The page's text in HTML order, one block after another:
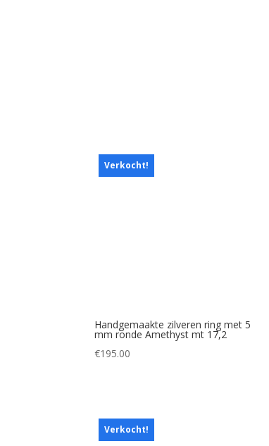
Verkocht!
Handgemaakte zilveren ring met 5
mm ronde Amethyst mt 17,2
€195.00
Verkocht!